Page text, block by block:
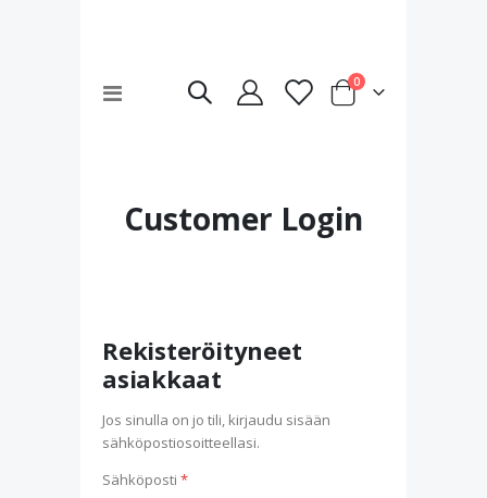
Toggle
Cart
0tuotteet
Customer Login
Rekisteröityneet
asiakkaat
Jos sinulla on jo tili, kirjaudu sisään
sähköpostiosoitteellasi.
Sähköposti